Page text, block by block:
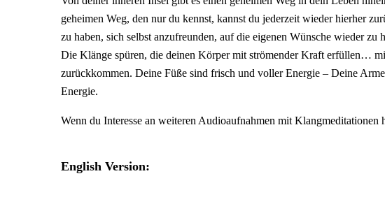
geheimen Weg, den nur du kennst, kannst du jederzeit wieder hierher
zu haben, sich selbst anzufreunden, auf die eigenen Wünsche wieder zu
Die Klänge spüren, die deinen Körper mit strömender Kraft erfüllen…
zurückkommen. Deine Füße sind frisch und voller Energie – Deine
Energie.
Wenn du Interesse an weiteren Audioaufnahmen mit Klangmeditationen
English Version: